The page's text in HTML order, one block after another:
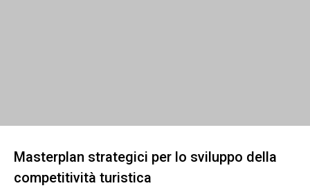
Masterplan strategici per lo sviluppo della
competitività turistica